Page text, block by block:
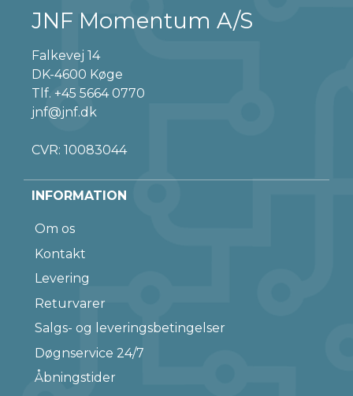
JNF Momentum A/S
Falkevej 14
DK-4600 Køge
Tlf. +45 5664 0770
jnf@jnf.dk
CVR: 10083044
INFORMATION
Om os
Kontakt
Levering
Returvarer
Salgs- og leveringsbetingelser
Døgnservice 24/7
Åbningstider